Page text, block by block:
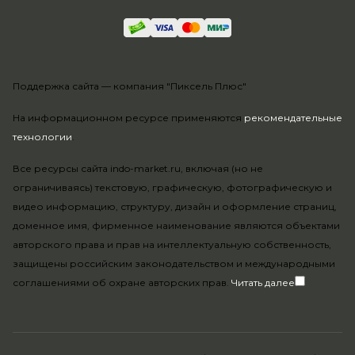
На информационном ресурсе применяются рекомендательные
технологии.
Все ресурсы сайта indo-market.ru, включая (но не
ограничиваясь) текстовую, графическую, фотографическую и
видео информацию, структуру, дизайн и оформление страниц,
доменное имя, фирменное наименование являются объектами
авторского права и прав на интеллектуальную собственность,
защищены российским законодательством и международными
соглашениями об охране авторских прав. Читать далее
Поддержка сайта — компания "Пиксель Плюс"